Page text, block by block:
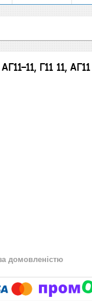
11, Г11 11, АГ11
домовленістю